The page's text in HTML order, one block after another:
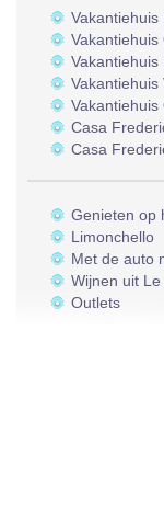
Vakantiehuis
Vakantiehuis
Vakantiehuis
Casa
Casa
Genieten op
Limonchello
Met de auto
Wijnen uit
Outlets